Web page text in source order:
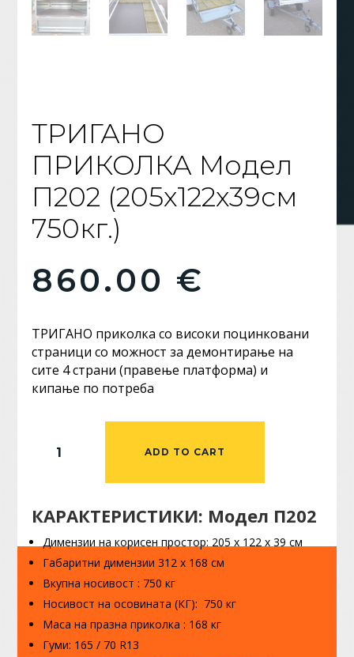
ТРИГАНО
ПРИКОЛКА Модел
П202 (205х122х39см
750кг.)
860.00 €
ТРИГАНО приколка со високи поцинковани
страници со можност за демонтирање на
сите 4 страни (правење платформа) и
кипање по потреба
ПРИКОЛКА
(205х122х39см
750кг.)
quantity
ADD TO CART
КАРАКТЕРИСТИКИ: Модел П202
Димензии на корисен простор: 205 х 122 х 39 см
Габаритни димензии 312 x 168 см
Вкупна носивост : 750 кг
Носивост на осовината (КГ): 750 кг
Маса на празна приколка : 168 кг
Гуми: 165 / 70 R13